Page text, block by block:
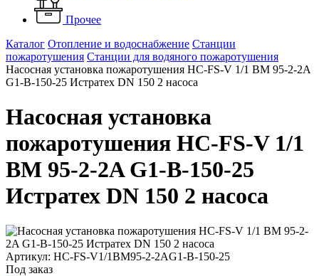
Прочее
Каталог Отопление и водоснабжение Станции
пожаротушения Станции для водяного пожаротушения
Насосная установка пожаротушения HC-FS-V 1/1 BM 95-2-2A
G1-B-150-25 Истратех DN 150 2 насоса
Насосная установка
пожаротушения HC-FS-V 1/1
BM 95-2-2A G1-B-150-25
Истратех DN 150 2 насоса
Артикул: HC-FS-V1/1BM95-2-2AG1-B-150-25
Под заказ